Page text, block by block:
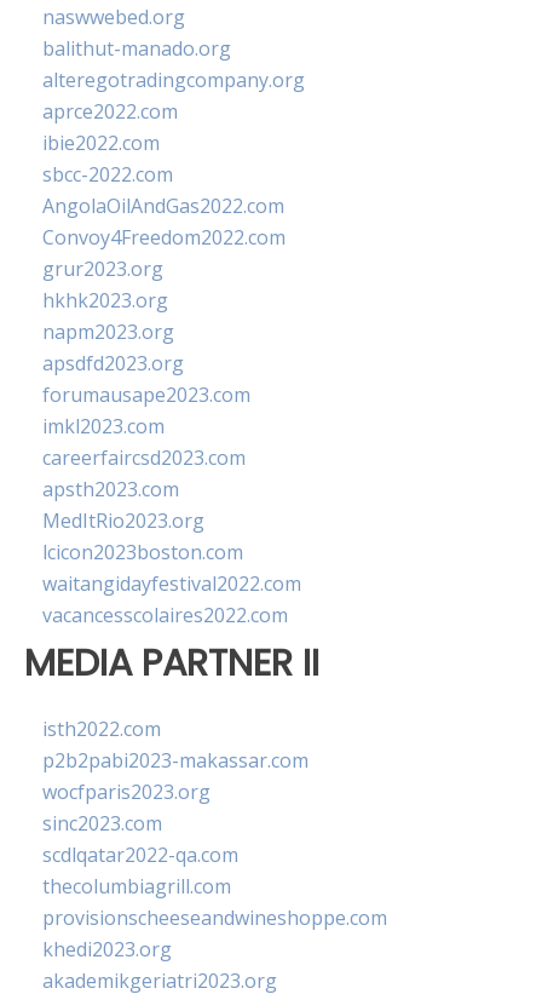
naswwebed.org
balithut-manado.org
alteregotradingcompany.org
aprce2022.com
ibie2022.com
sbcc-2022.com
AngolaOilAndGas2022.com
Convoy4Freedom2022.com
grur2023.org
hkhk2023.org
napm2023.org
apsdfd2023.org
forumausape2023.com
imkl2023.com
careerfaircsd2023.com
apsth2023.com
MedItRio2023.org
lcicon2023boston.com
waitangidayfestival2022.com
vacancesscolaires2022.com
MEDIA PARTNER II
isth2022.com
p2b2pabi2023-makassar.com
wocfparis2023.org
sinc2023.com
scdlqatar2022-qa.com
thecolumbiagrill.com
provisionscheeseandwineshoppe.com
khedi2023.org
akademikgeriatri2023.org